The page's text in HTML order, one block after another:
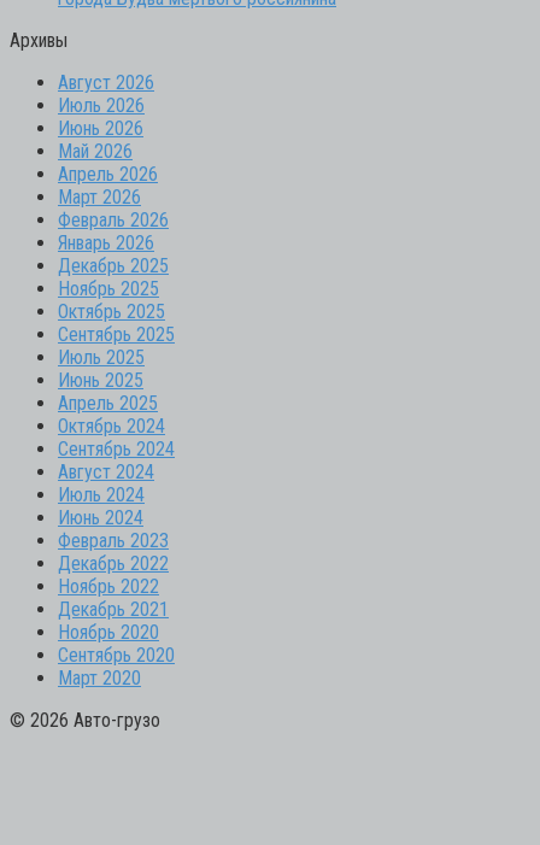
Архивы
Август 2026
Июль 2026
Июнь 2026
Май 2026
Апрель 2026
Март 2026
Февраль 2026
Январь 2026
Декабрь 2025
Ноябрь 2025
Октябрь 2025
Сентябрь 2025
Июль 2025
Июнь 2025
Апрель 2025
Октябрь 2024
Сентябрь 2024
Август 2024
Июль 2024
Июнь 2024
Февраль 2023
Декабрь 2022
Ноябрь 2022
Декабрь 2021
Ноябрь 2020
Сентябрь 2020
Март 2020
© 2026 Авто-грузо